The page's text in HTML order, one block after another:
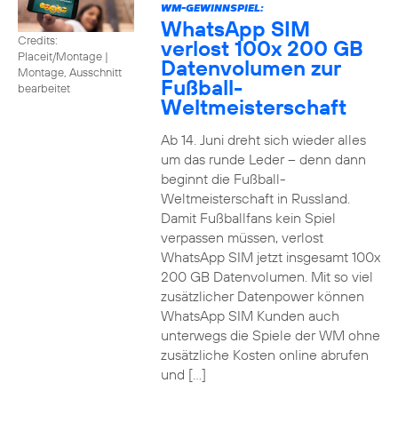
Credits:
Placeit/Montage |
Montage, Ausschnitt
bearbeitet
WM-GEWINNSPIEL:
WhatsApp SIM
verlost 100x 200 GB
Datenvolumen zur
Fußball-
Weltmeisterschaft
Ab 14. Juni dreht sich wieder alles
um das runde Leder – denn dann
beginnt die Fußball-
Weltmeisterschaft in Russland.
Damit Fußballfans kein Spiel
verpassen müssen, verlost
WhatsApp SIM jetzt insgesamt 100x
200 GB Datenvolumen. Mit so viel
zusätzlicher Datenpower können
WhatsApp SIM Kunden auch
unterwegs die Spiele der WM ohne
zusätzliche Kosten online abrufen
und […]